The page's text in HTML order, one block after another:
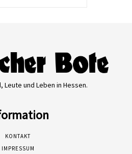
Leute und Leben in Hessen.
KONTAKT
IMPRESSUM